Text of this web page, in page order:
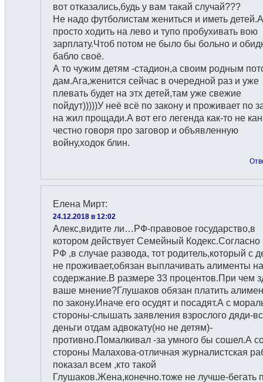
вот отказались,будь у вам такай случай???
Не надо футболистам жениться и иметь детей.А
просто ходить на лево и тупо пробухивать вою
зарплату.Чтоб потом не было бы больно и
бабло своё.
А то чужим детям -стадион,а своим родным
дам.Ага,женится сейчас в очередной раз и уже
плевать будет на этх детей,там уже свежие
пойдут)))))У неё всё по закону и проживает по
на жил прощади.А вот его легенда как-то не
честно говоря про заговор и объявленную
войну,ходок блин.
Елена Мирт:
24.12.2018 в 12:02
Алекс,видите ли…РФ-правовое государство,в
котором действует Семейный
РФ ,в случае развода, тот родитель,который с
не проживает,обязан выплачивать алименты
содержание.В размере 33 процентов.При чем
ваше мнение?Глушаков обязан платить
по закону.Иначе его осудят и посадят.А с
стороны-слышать заявления взрослого дяди-
деньги отдам адвокату(но не детям)-
противно.Помалкивал -за умного бы сошел.А
стороны Малахова-отличная журналистская
показал всем ,кто такой
Глушаков.Жена,конечно.тоже не лучше-бегать